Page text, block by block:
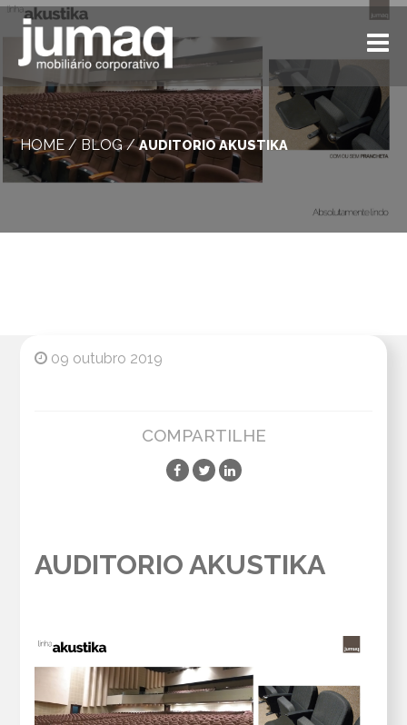
HOME / BLOG/AUDITORIO AKUSTIKA
09 outubro 2019
COMPARTILHE
AUDITORIO AKUSTIKA